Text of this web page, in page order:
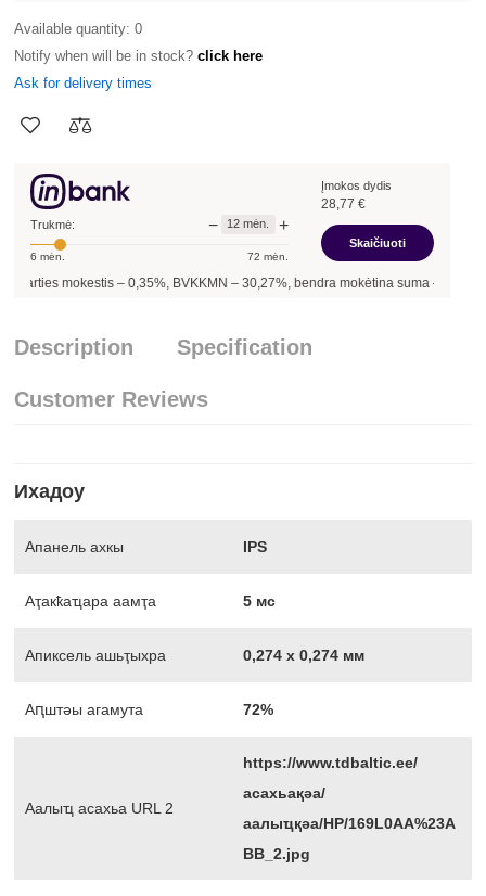
Available quantity: 0
Notify when will be in stock? click here
Ask for delivery times
Trukmė: − 12 mėn. +
6 mėn. 72 mėn.
Įmokos dydis
28,77 €
Skaičiuoti
–0,35%, BVKKMN –30,27%, bendra mokėtina suma –345,24€,
Description Specification
Customer Reviews
Ихадоу
Апанель ахкы IPS
Аҭакҟаҵара аамҭа 5 мс
Апиксель ашьҭыхра 0,274 х 0,274 мм
Аԥштәы агамута 72%
Аалыҵ асахьа URL 2
https://www.tdbaltic.ee/
асахьақәа/
аалыҵқәа/HP/169L0AA%23A
BB_2.jpg